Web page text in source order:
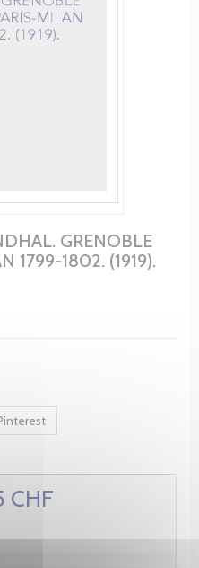
GRENOBLE
1799-1802. (1919).
CHF